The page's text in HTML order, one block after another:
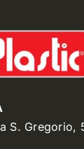
S. Gregorio,